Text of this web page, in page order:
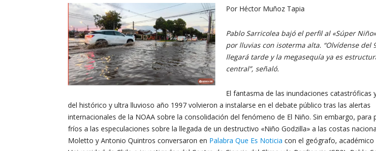
del
Clima
Por Héctor Muñoz Tapia
Pablo Sarricolea bajó el perfil al «Súper
por lluvias con isoterma alta. “Olvídense del
llegará tarde y la megasequía ya es
central”, señaló.
El fantasma de las inundaciones catastróficas
del histórico y ultra lluvioso año 1997 volvieron a instalarse en el debate público tras las alertas
internacionales de la NOAA sobre la consolidación del fenómeno de El Niño. Sin embargo, para
fríos a las especulaciones sobre la llegada de un destructivo «Niño Godzilla» a las costas
Moletto y Antonio Quintros conversaron en Palabra Que Es Noticia con el geógrafo, académico